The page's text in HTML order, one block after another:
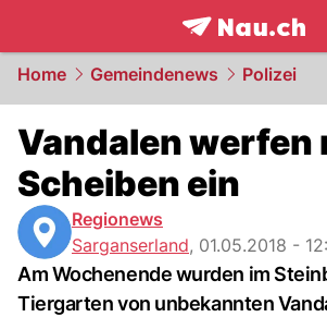
frontpage.
Home Gemeindenews Polizei
Vandalen werfen
Scheiben ein
Regionews
Sarganserland, 01.05.2018 -
Am Wochenende wurden im
Tiergarten von unbekannten